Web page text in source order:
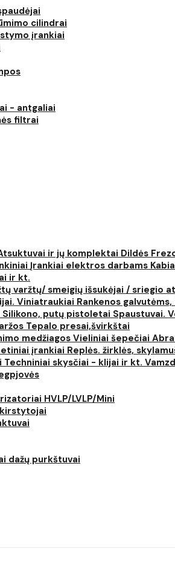
cilindrai
įrankiai
- antgaliai
filtrai
ir jų komplektai Dildės
Įrankiai elektros darbams
ir kt.
varžtų/ smeigių išsukėjai / sriegio
Viniatraukiai Rankenos
Silikono, putų pistoletai Spaustuvai.
Tepalo presai,švirkštai
medžiagos Vieliniai šepečiai
įrankiai Replės. žirklės,
Techniniai skysčiai - klijai ir kt.
HVLP/LVLP/Mini
dažų purkštuvai